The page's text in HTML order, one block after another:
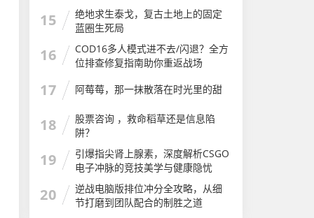
15
绝地求生泰戈，复古土地上的固定
蓝圈生死局
16
COD16多人模式进不去/闪退？全方
位排查修复指南助你重返战场
17 阿莓莓，那一抹散落在时光里的甜
18
股票咨询 ，救命稻草还是信息陷
阱？
19
引爆指尖肾上腺素，深度解析CSGO
电子冲脉的竞技美学与健康隐忧
20
逆战电脑版排位冲分全攻略，从细
节打磨到团队配合的制胜之道